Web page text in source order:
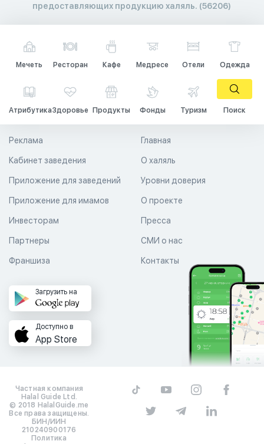
предоставляющих продукцию халяль. (56206)
Мечеть Ресторан Кафе Медресе Отели Одежда
АтрибутикаЗдоровье Продукты Фонды Туризм Поиск
Главная
О халяль
Уровни доверия
Реклама
Кабинет заведения
Приложение для заведений
Приложение для имамов О проекте
Пресса
СМИ о нас
Контакты
Инвесторам
Партнеры
Франшиза
Загрузить на
Доступно в
App Store
Частная компания
Halal Guide Ltd.
© 2018 HalalGuide.me
Все права защищены.
БИН/ИИН
210240900176
Политика